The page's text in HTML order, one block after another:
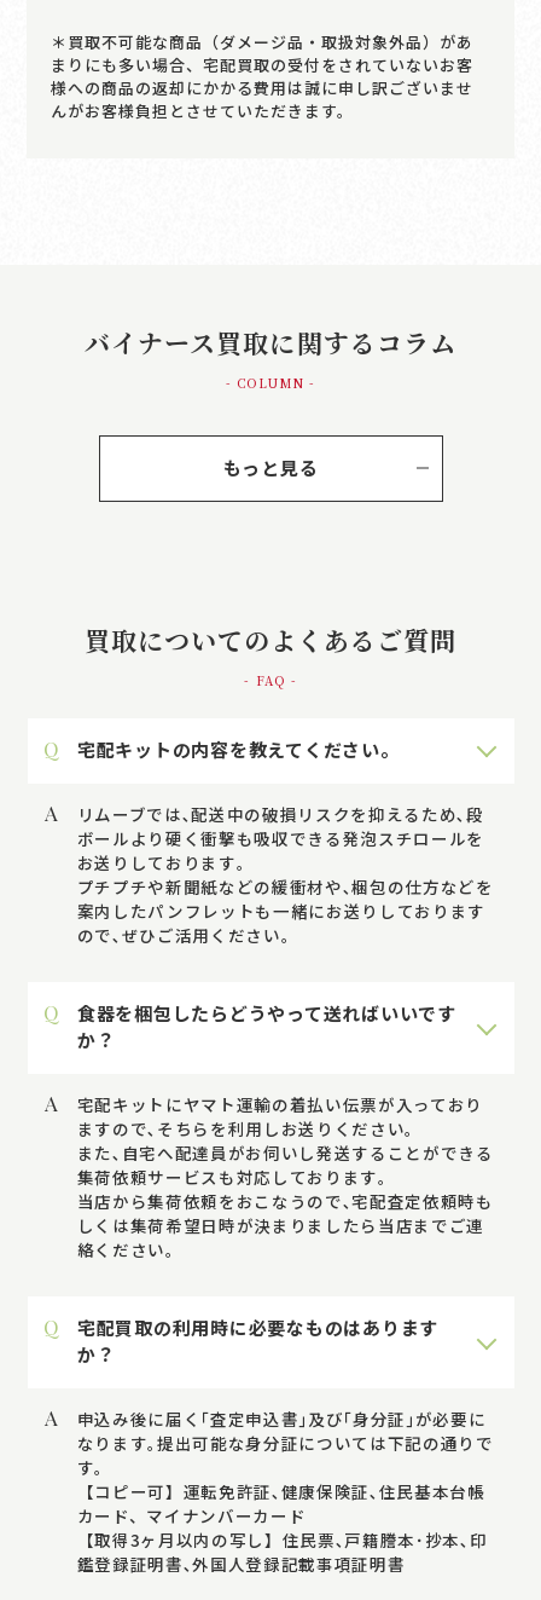
＊買取不可能な商品（ダメージ品・取扱対象外品）があ
まりにも多い場合、宅配買取の受付をされていないお客
様への商品の返却にかかる費用は誠に申し訳ございませ
んがお客様負担とさせていただきます。
バイナース買取に関するコラム
- COLUMN -
もっと見る
買取についてのよくあるご質問
- FAQ -
Q 宅配キットの内容を教えてください。
A
リムーブでは､配送中の破損リスクを抑えるため､段
ボールより硬く衝撃も吸収できる発泡スチロールを
お送りしております｡
プチプチや新聞紙などの緩衝材や､梱包の仕方などを
案内したパンフレットも一緒にお送りしております
ので､ぜひご活用ください。
Q
食器を梱包したらどうやって送ればいいです
か？
A
宅配キットにヤマト運輸の着払い伝票が入っており
ますので､そちらを利用しお送りください｡
また､自宅へ配達員がお伺いし発送することができる
集荷依頼サービスも対応しております｡
当店から集荷依頼をおこなうので､宅配査定依頼時も
しくは集荷希望日時が決まりましたら当店までご連
絡ください｡
Q
宅配買取の利用時に必要なものはあります
か？
A
申込み後に届く｢査定申込書｣及び｢身分証｣が必要に
なります｡提出可能な身分証については下記の通りで
す｡
【コピー可】運転免許証､健康保険証､住民基本台帳
カード、マイナンバーカード
【取得3ヶ月以内の写し】住民票､戸籍謄本･抄本､印
鑑登録証明書､外国人登録記載事項証明書